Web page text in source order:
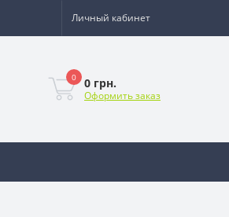
Личный кабинет
0 0 грн.
Оформить заказ